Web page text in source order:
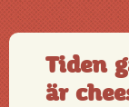
innehåll
Tiden
är